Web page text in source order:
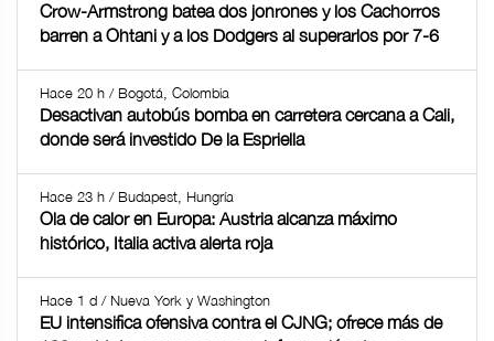
Crow-Armstrong batea dos jonrones y los Cachorros
barren a Ohtani y a los Dodgers al superarlos por 7-6
Hace 20 h / Bogotá, Colombia
Desactivan autobús bomba en carretera cercana a Cali,
donde será investido De la Espriella
Hace 23 h / Budapest, Hungría
Ola de calor en Europa: Austria alcanza máximo
histórico, Italia activa alerta roja
Hace 1 d / Nueva York y Washington
EU intensifica ofensiva contra el CJNG; ofrece más de